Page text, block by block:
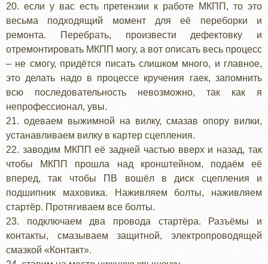
20. если у вас есть претензии к работе МКПП, то это
весьма подходящий момент для её переборки и
ремонта. Перебрать, произвести дефектовку и
отремонтировать МКПП могу, а вот описать весь процесс
– не смогу, придётся писать слишком много, и главное,
это делать надо в процессе кручения гаек, запомнить
всю последовательность невозможно, так как я
непрофессионал, увы.
21. одеваем выжимной на вилку, смазав опору вилки,
устанавливаем вилку в картер сцепления.
22. заводим МКПП её задней частью вверх и назад, так
чтобы МКПП прошла над кронштейном, подаём её
вперед, так чтобы ПВ вошёл в диск сцепления и
подшипник маховика. Наживляем болты, наживляем
стартёр. Протягиваем все болты.
23. подключаем два провода стартёра. Разъёмы и
контакты, смазываем защитной, электропроводящей
смазкой «Контакт».